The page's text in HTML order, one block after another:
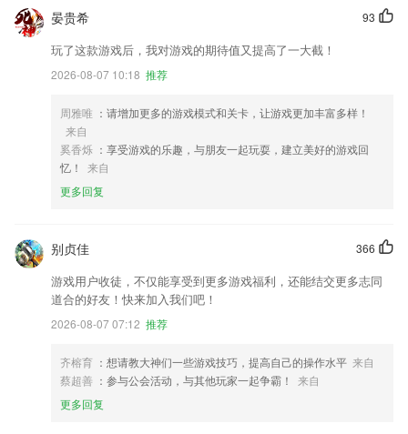
93
晏贵希
玩了这款游戏后，我对游戏的期待值又提高了一大截！
2026-08-07 10:18 推荐
周雅唯 ：请增加更多的游戏模式和关卡，让游戏更加丰富多样！
来自
奚香烁 ：享受游戏的乐趣，与朋友一起玩耍，建立美好的游戏回
忆！
来自
更多回复
366
别贞佳
游戏用户收徒，不仅能享受到更多游戏福利，还能结交更多志同
道合的好友！快来加入我们吧！
2026-08-07 07:12 推荐
齐榕育 ：想请教大神们一些游戏技巧，提高自己的操作水平 来自
蔡超善 ：参与公会活动，与其他玩家一起争霸！
来自
更多回复